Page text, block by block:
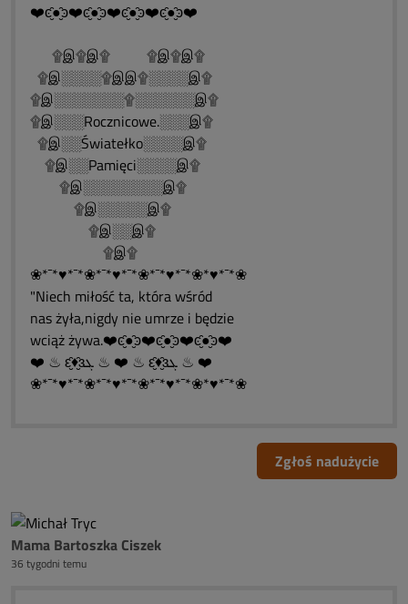
❤️ͼ̮̑●̮̑ͽ❤️ͼ̮̑●̮̑ͽ❤️ͼ̮̑●̮̑ͽ❤️ͼ̮̑●̮̑ͽ❤️
۩இ۩இ۩ ۩இ۩இ۩
۩இ░░░░۩இஇ۩░░░░இ۩
۩இ░░░░░░░۩░░░░░░இ۩
۩இ░░░Rocznicowe.░░░இ۩
۩இ░░Światełko░░░░இ۩
۩இ░░Pamięci░░░░இ۩
۩இ░░░░░░░░இ۩
۩இ░░░░░இ۩
۩இ░░இ۩
۩இ۩
❀*¯*♥*¯*❀*¯*♥*¯*❀*¯*♥*¯*❀*♥*¯*❀
"Niech miłość ta, która wśród
nas żyła,nigdy nie umrze i będzie
wciąż żywa.❤️ͼ̮̑●̮̑ͽ❤️ͼ̮̑●̮̑ͽ❤️ͼ̮̑●̮̑ͽ❤️
❤️ ♨ ԑ̮̑♦̮̑ɜܓ ♨ ❤️ ♨ ԑ̮̑♦̮̑ɜܓ ♨ ❤️
❀*¯*♥*¯*❀*¯*♥*¯*❀*¯*♥*¯*❀*♥*¯*❀
Zgłoś nadużycie
Mama Bartoszka Ciszek
36 tygodni temu